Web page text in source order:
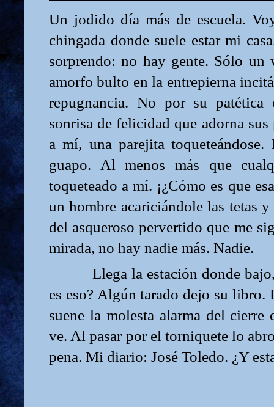
Un jodido día más de escuela.
chingada donde suele estar mi
sorprendo: no hay gente. Sólo un
amorfo bulto en la entrepierna
repugnancia. No por su
sonrisa de felicidad que adorna sus
a mí, una parejita
guapo. Al menos más que
toqueteado a mí. ¡¿Cómo es que
un hombre acariciándole las tetas
del asqueroso pervertido que me
mirada, no hay nadie más. Nadie.
Llega la estación donde
es eso? Algún tarado dejo su libro.
suene la molesta alarma del cierre
ve. Al pasar por el torniquete lo
pena. Mi diario: José Toledo. ¿Y